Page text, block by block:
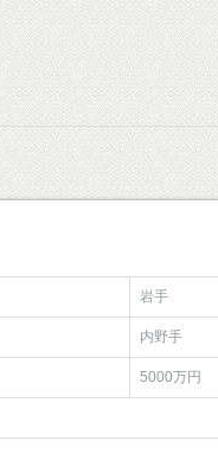
岩手
内野手
5000万円